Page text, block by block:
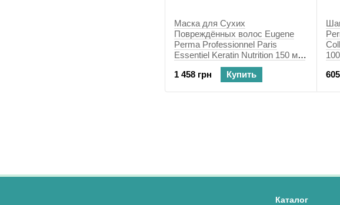
Маска для Сухих
Повреждённых волос Eugene
Perma Professionnel Paris
Essentiel Keratin Nutrition 150 мл,
1 458 грн
Купить
Каталог